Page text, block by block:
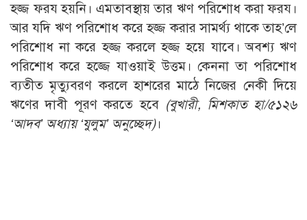
হজ্জ ফরয হয়নি। এমতাবস্থায় তার ঋণ পরিশোধ করা ফরয।
আর যদি ঋণ পরিশোধ করে হজ্জ করার সামর্থ্য থাকে তাহ’লে
পরিশোধ না করে হজ্জ করলে হজ্জ হয়ে যাবে। অবশ্য ঋণ
পরিশোধ করে হজ্জে যাওয়াই উত্তম। কেননা তা পরিশোধ
ব্যতীত মৃত্যুবরণ করলে হাশরের মাঠে নিজের নেকী দিয়ে
ঋণের দাবী পূরণ করতে হবে (বুখারী, মিশকাত হা/৫১২৬
‘আদব’ অধ্যায় ‘যুলুম’ অনুচ্ছেদ)।